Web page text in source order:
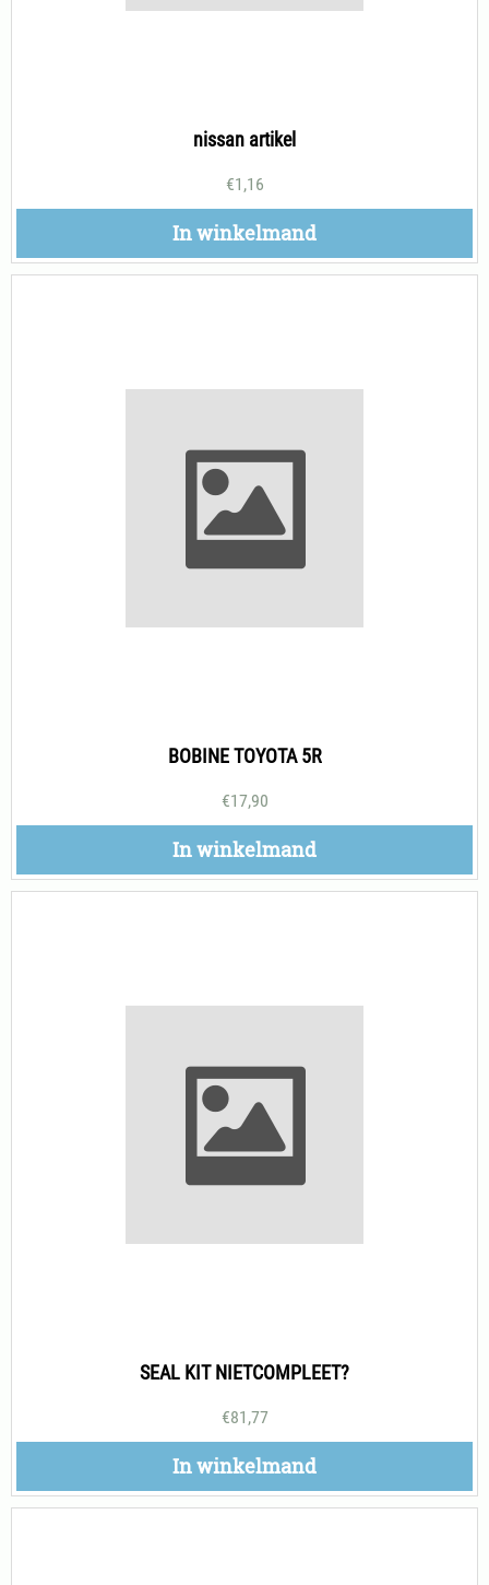
nissan artikel
€1,16
In winkelmand
BOBINE TOYOTA 5R
€17,90
In winkelmand
SEAL KIT NIETCOMPLEET?
€81,77
In winkelmand